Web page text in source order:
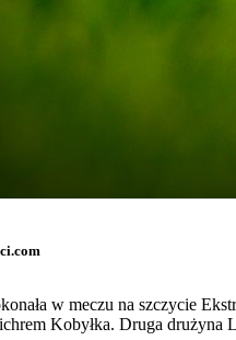
w meczu na szczycie
Kobyłka. Druga drużyna